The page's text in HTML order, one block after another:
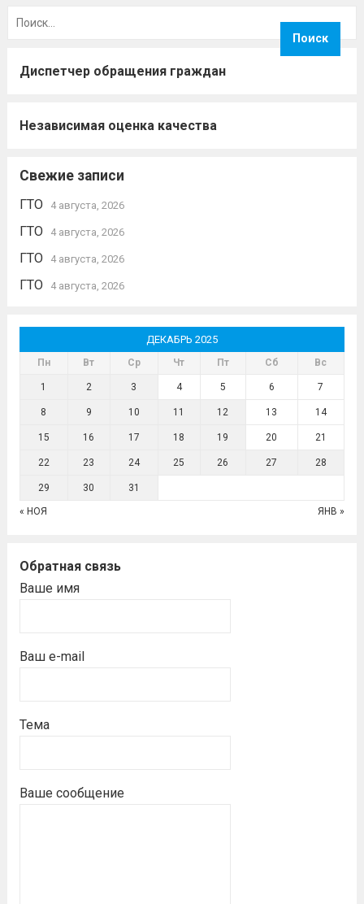
Диспетчер обращения граждан
Независимая оценка качества
Свежие записи
ГТО 4 августа, 2026
ГТО 4 августа, 2026
ГТО 4 августа, 2026
ГТО 4 августа, 2026
ДЕКАБРЬ 2025
Пн Вт Ср Чт Пт Сб Вс
1 2 3 4 5 6 7
8 9 10 11 12 13 14
15 16 17 18 19 20 21
22 23 24 25 26 27 28
29 30 31
« НОЯ ЯНВ »
Обратная связь
Ваше имя
Ваш e-mail
Тема
Ваше сообщение